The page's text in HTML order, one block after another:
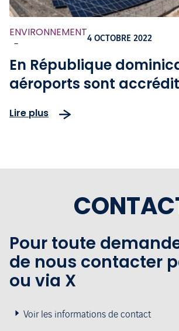
ENVIRONNEMENT
-
4 OCTOBRE 2022
En République
aéroports sont
Lire plus
Pour toute
de nous contacter
ou via X
Voir les informations de contact